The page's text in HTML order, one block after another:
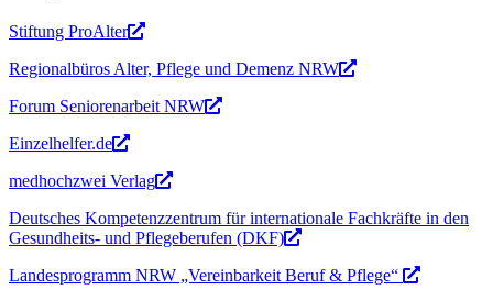
Stiftung ProAlter
Regionalbüros Alter, Pflege und Demenz NRW
Forum Seniorenarbeit NRW
Einzelhelfer.de
medhochzwei Verlag
Deutsches Kompetenzzentrum für internationale Fachkräfte in den
Gesundheits- und Pflegeberufen (DKF)
Landesprogramm NRW „Vereinbarkeit Beruf & Pflege“